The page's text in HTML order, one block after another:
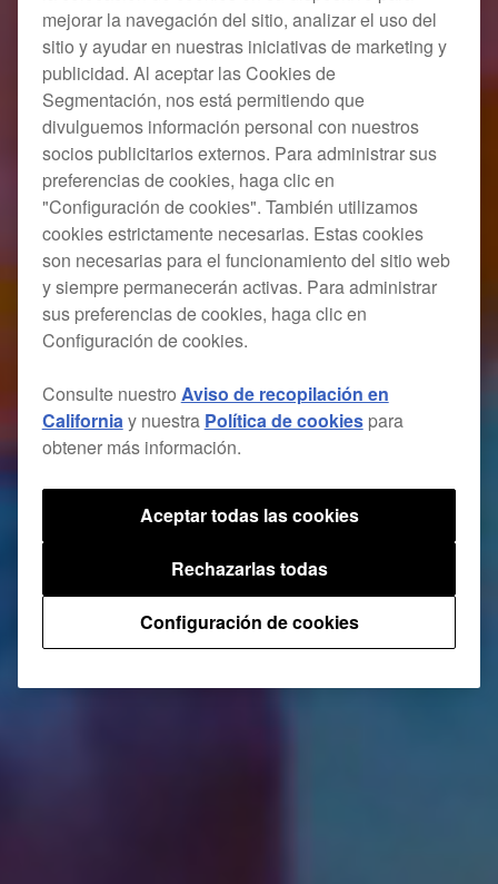
mejorar la navegación del sitio, analizar el uso del
sitio y ayudar en nuestras iniciativas de marketing y
publicidad. Al aceptar las Cookies de
Segmentación, nos está permitiendo que
divulguemos información personal con nuestros
socios publicitarios externos. Para administrar sus
preferencias de cookies, haga clic en
"Configuración de cookies". También utilizamos
cookies estrictamente necesarias. Estas cookies
son necesarias para el funcionamiento del sitio web
y siempre permanecerán activas. Para administrar
sus preferencias de cookies, haga clic en
Configuración de cookies.
Consulte nuestro Aviso de recopilación en
Californiay nuestra Política de cookiespara
obtener más información.
Configuración de cookies
Rechazarlas todas
Aceptar todas las cookies